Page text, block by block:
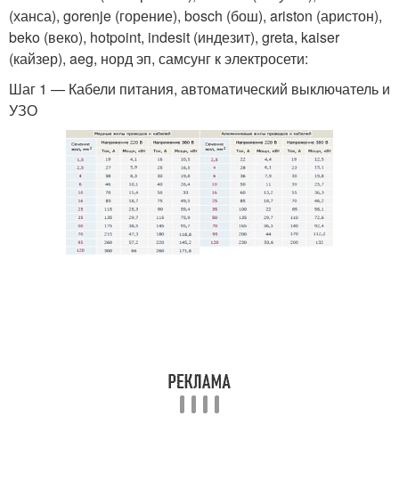
(ханса), gorenje (горение), bosch (бош), ariston (аристон),
beko (веко), hotpoint, indesit (индезит), greta, kaiser
(кайзер), aeg, норд эп, самсунг к электросети:
Шаг 1 — Кабели питания, автоматический выключатель и
УЗО